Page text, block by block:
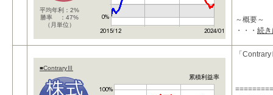
平均年利：2%
勝率 ：47%
（月単位）
～概要～
★ローリ
高収益を
・・・ 続
■ContraryⅢ
累積利益率
「